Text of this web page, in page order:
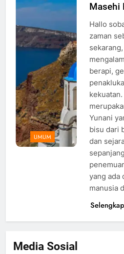
Santorini,
visitgreece.gr
UMUM
Masehi
Hallo
zaman
berapi,
Yunani
bisu dari
dan
yang ada
manusia
Media Sosial